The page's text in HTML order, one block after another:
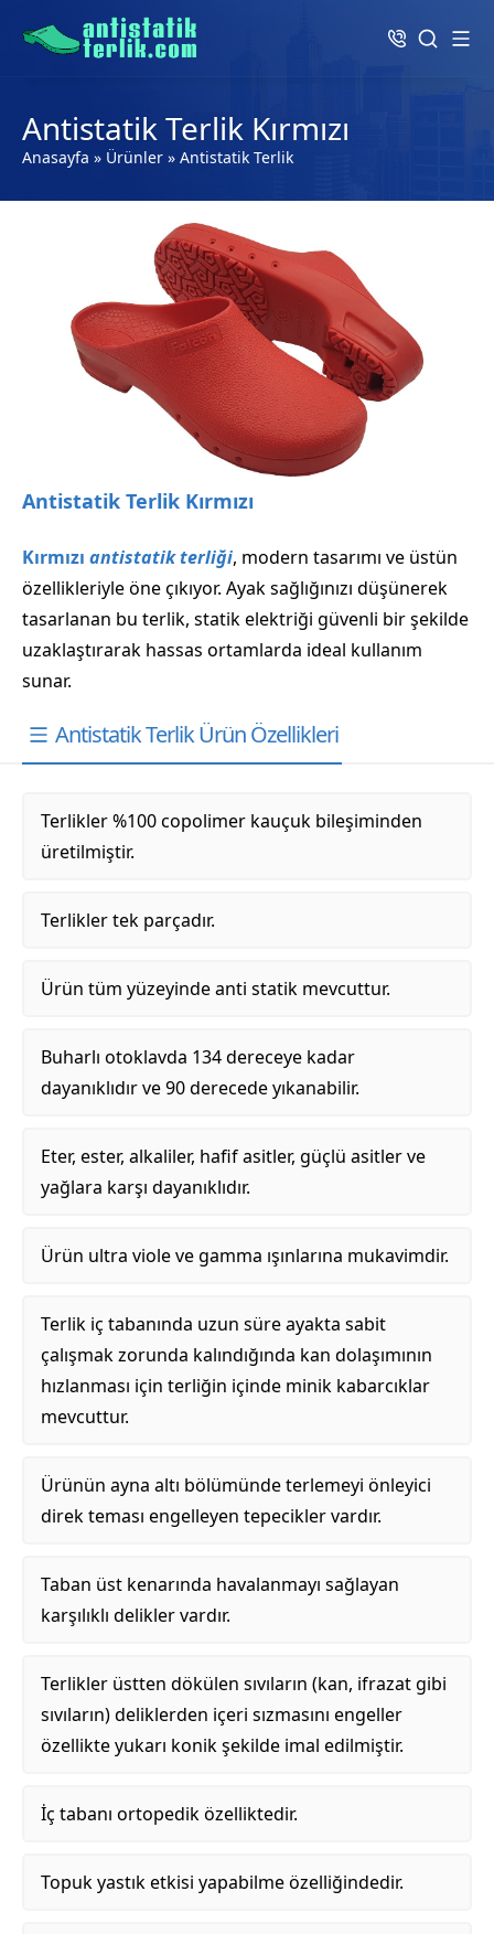
Antistatik Terlik Kırmızı
Anasayfa » Ürünler » Antistatik Terlik
Antistatik Terlik Kırmızı
Kırmızı antistatik terliği, modern tasarımı ve üstün
özellikleriyle öne çıkıyor. Ayak sağlığınızı düşünerek
tasarlanan bu terlik, statik elektriği güvenli bir şekilde
uzaklaştırarak hassas ortamlarda ideal kullanım
sunar.
Antistatik Terlik Ürün Özellikleri
Terlikler %100 copolimer kauçuk bileşiminden
üretilmiştir.
Terlikler tek parçadır.
Ürün tüm yüzeyinde anti statik mevcuttur.
Buharlı otoklavda 134 dereceye kadar
dayanıklıdır ve 90 derecede yıkanabilir.
Eter, ester, alkaliler, hafif asitler, güçlü asitler ve
yağlara karşı dayanıklıdır.
Ürün ultra viole ve gamma ışınlarına mukavimdir.
Terlik iç tabanında uzun süre ayakta sabit
çalışmak zorunda kalındığında kan dolaşımının
hızlanması için terliğin içinde minik kabarcıklar
mevcuttur.
Ürünün ayna altı bölümünde terlemeyi önleyici
direk teması engelleyen tepecikler vardır.
Taban üst kenarında havalanmayı sağlayan
karşılıklı delikler vardır.
Terlikler üstten dökülen sıvıların (kan, ifrazat gibi
sıvıların) deliklerden içeri sızmasını engeller
özellikte yukarı konik şekilde imal edilmiştir.
İç tabanı ortopedik özelliktedir.
Topuk yastık etkisi yapabilme özelliğindedir.